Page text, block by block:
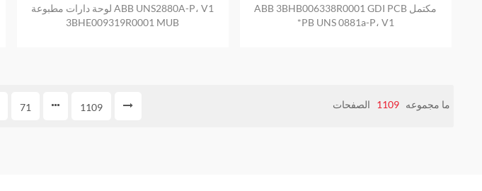
لوحة دارات مطبوعة ABB UNS2880A-P، V1
3BHE009319R0001 MUB
ABB 3BHB006338R0001 GDI PCB مكتمل
*PB UNS 0881a-P، V1
71 1109 ما مجموعه 1109 الصفحات